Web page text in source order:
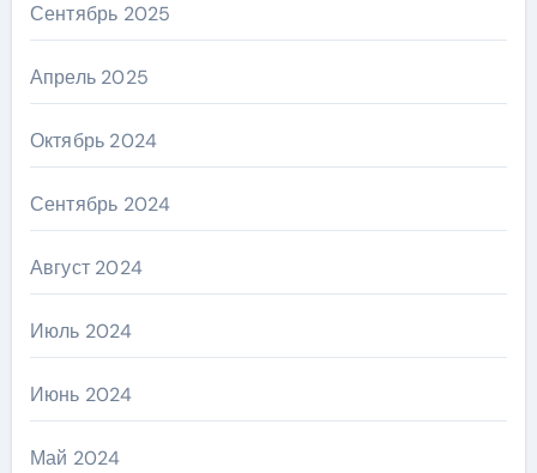
Сентябрь 2025
Апрель 2025
Октябрь 2024
Сентябрь 2024
Август 2024
Июль 2024
Июнь 2024
Май 2024